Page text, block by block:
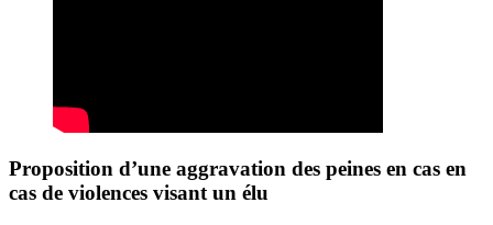
Proposition d’une aggravation des peines en cas en
cas de violences visant un élu